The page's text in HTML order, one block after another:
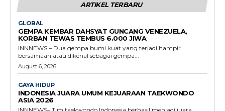
ARTIKEL TERBARU
GLOBAL
GEMPA KEMBAR DAHSYAT GUNCANG VENEZUELA,
KORBAN TEWAS TEMBUS 6.000 JIWA
INNNEWS – Dua gempa bumi kuat yang terjadi hampir
bersamaan atau dikenal sebagai gempa...
August 6, 2026
GAYA HIDUP
INDONESIA JUARA UMUM KEJUARAAN TAEKWONDO
ASIA 2026